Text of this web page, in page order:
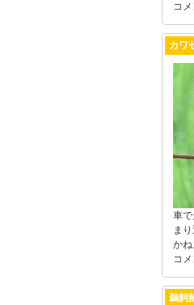
コ
カワ
車
ま
かね
コ
鵜飼